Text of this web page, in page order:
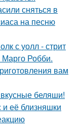
сняться в
на песню
с уолл - стрит
Робби.
вам
беляши!
её близняшки